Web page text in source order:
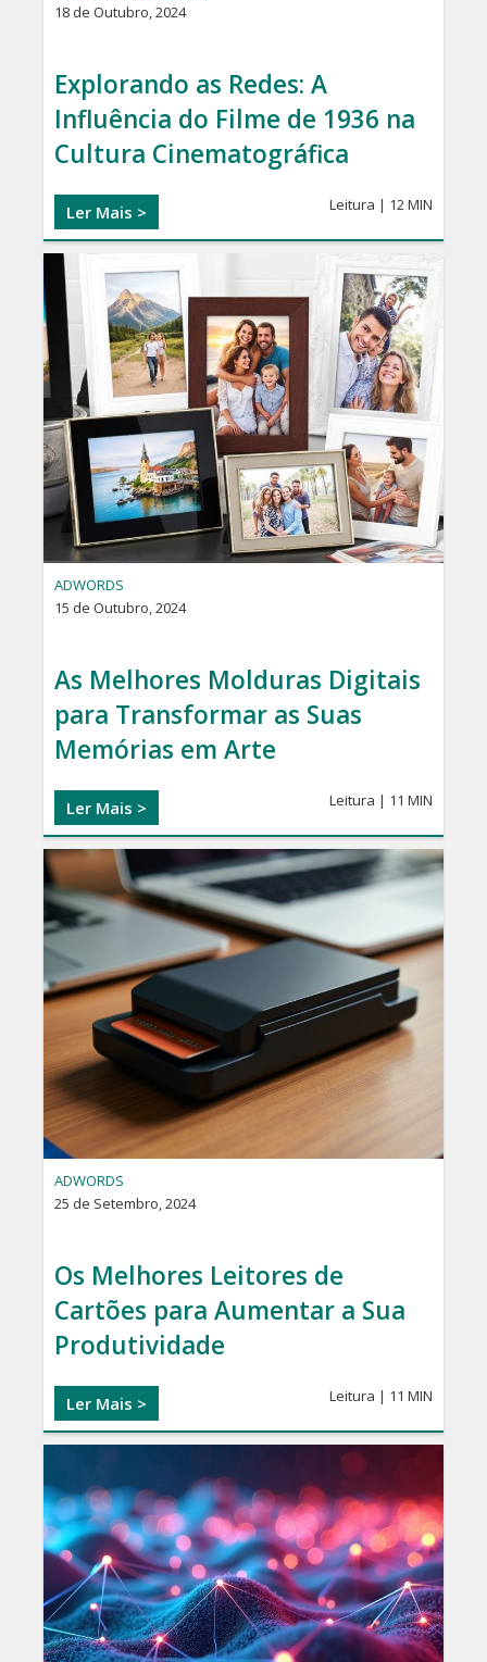
18 de Outubro, 2024
Explorando as Redes: A
Influência do Filme de 1936 na
Cultura Cinematográfica
Ler Mais > Leitura | 12 MIN
ADWORDS
15 de Outubro, 2024
As Melhores Molduras Digitais
para Transformar as Suas
Memórias em Arte
Ler Mais > Leitura | 11 MIN
ADWORDS
25 de Setembro, 2024
Os Melhores Leitores de
Cartões para Aumentar a Sua
Produtividade
Ler Mais > Leitura | 11 MIN